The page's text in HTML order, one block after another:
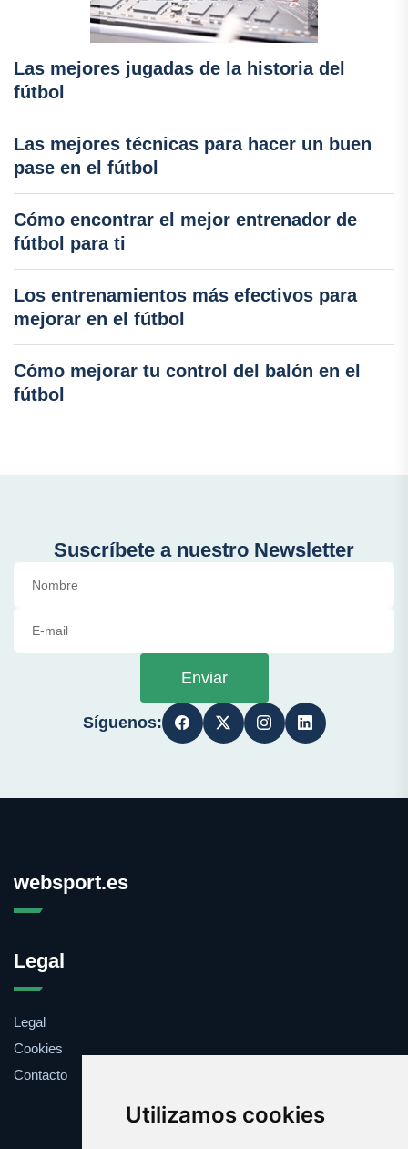
Utilizamos cookies
Las mejores jugadas de la historia del
fútbol
Las mejores técnicas para hacer un buen
pase en el fútbol
Cómo encontrar el mejor entrenador de
fútbol para ti
Los entrenamientos más efectivos para
mejorar en el fútbol
Cómo mejorar tu control del balón en el
fútbol
Suscríbete a nuestro Newsletter
Enviar
Síguenos:
websport.es
Legal
Legal
Cookies
Contacto